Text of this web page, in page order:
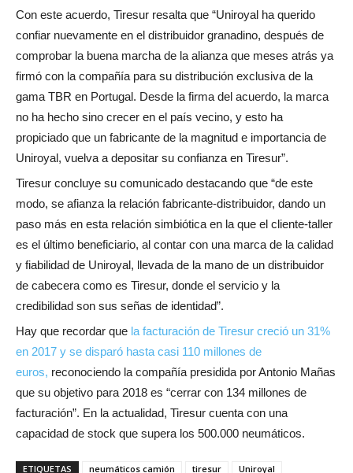
Con este acuerdo, Tiresur resalta que “Uniroyal ha querido
confiar nuevamente en el distribuidor granadino, después de
comprobar la buena marcha de la alianza que meses atrás ya
firmó con la compañía para su distribución exclusiva de la
gama TBR en Portugal. Desde la firma del acuerdo, la marca
no ha hecho sino crecer en el país vecino, y esto ha
propiciado que un fabricante de la magnitud e importancia de
Uniroyal, vuelva a depositar su confianza en Tiresur”.
Tiresur concluye su comunicado destacando que “de este
modo, se afianza la relación fabricante-distribuidor, dando un
paso más en esta relación simbiótica en la que el cliente-taller
es el último beneficiario, al contar con una marca de la calidad
y fiabilidad de Uniroyal, llevada de la mano de un distribuidor
de cabecera como es Tiresur, donde el servicio y la
credibilidad son sus señas de identidad”.
Hay que recordar que la facturación de Tiresur creció un 31%
en 2017 y se disparó hasta casi 110 millones de
euros, reconociendo la compañía presidida por Antonio Mañas
que su objetivo para 2018 es “cerrar con 134 millones de
facturación”. En la actualidad, Tiresur cuenta con una
capacidad de stock que supera los 500.000 neumáticos.
ETIQUETAS neumáticos camión tiresur Uniroyal